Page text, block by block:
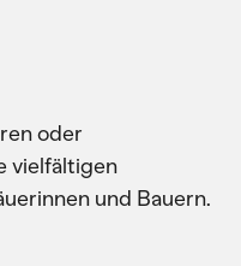
oder
vielfältigen
und Bauern.